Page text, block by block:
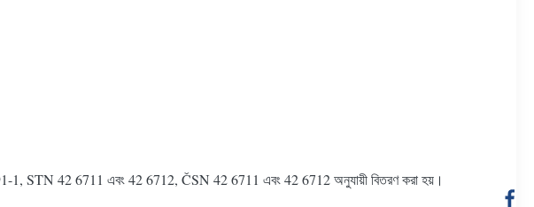
1, STN 42 6711 এবং 42 6712, ČSN 42 6711 এবং 42 6712 অনুযায়ী বিতরণ করা হয়।